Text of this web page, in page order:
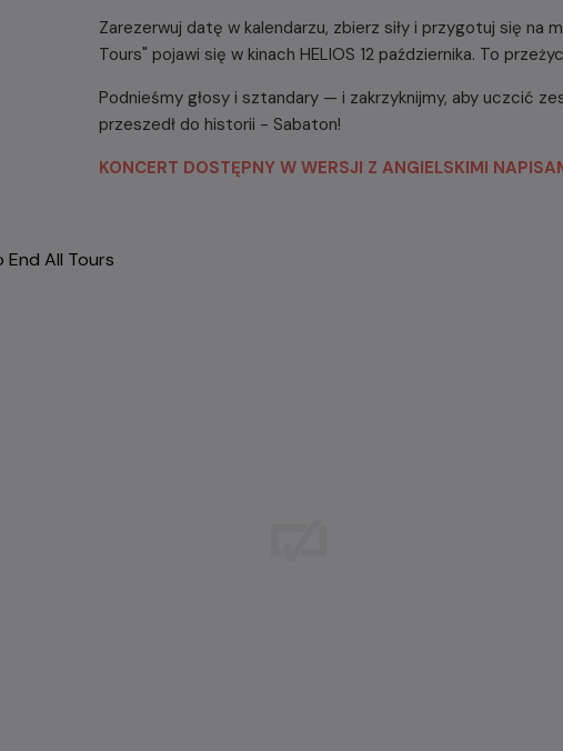
Zarezerwuj datę w kalendarzu, zbierz siły i przygotuj się na
Tours" pojawi się w kinach HELIOS 12 października. To
Podnieśmy głosy i sztandary — i zakrzyknijmy, aby uczcić
przeszedł do historii - Sabaton!
KONCERT DOSTĘPNY W WERSJI Z ANGIELSKIMI